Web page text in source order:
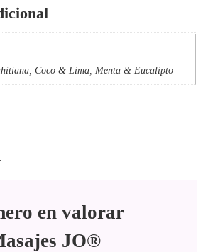
Coco & Lima, Menta & Eucalipto
en valorar
JO®